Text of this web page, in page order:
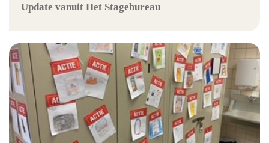
Update vanuit Het Stagebureau